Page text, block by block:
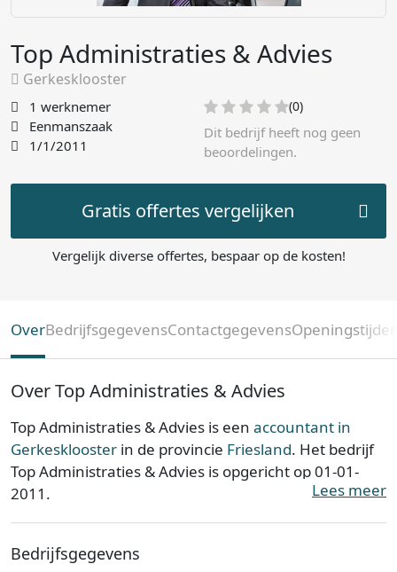
Top Administraties & Advies
Gerkesklooster
1 werknemer
Eenmanszaak
1/1/2011
(0)
Dit bedrijf heeft nog geen
beoordelingen.
Gratis offertes vergelijken
Vergelijk diverse offertes, bespaar op de kosten!
OverBedrijfsgegevensContactgegevens
Over Top Administraties & Advies
Top Administraties & Advies is een accountant in
Gerkesklooster in de provincie Friesland. Het bedrijf
Top Administraties & Advies is opgericht op 01-01-
2011.
Kamer van Koophandel. Het kantoor is bij de KvK
Lees meer
Bedrijfsgegevens